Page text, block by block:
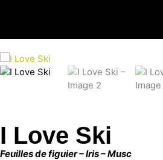
I Love Ski
Feuilles de figuier – Iris – Musc